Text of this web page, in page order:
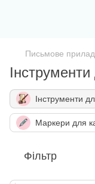
Письмове
Інструменти
Інструменти
Маркери для
Фільтр